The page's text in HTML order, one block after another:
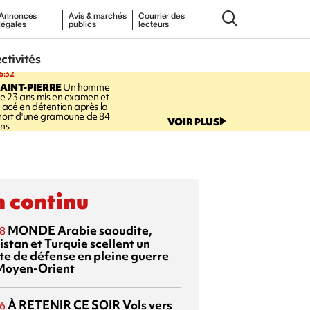
Avis & marchés
publics
Courrier des
lecteurs
PIERREUn homme
23 ans mis en examen et
en détention après la
d'une gramoune de 84 VOIR PLUS
continu
MONDEArabie saoudite,
et Turquie scellent un
de défense en pleine guerre
Orient
À RETENIR CE SOIRVols vers